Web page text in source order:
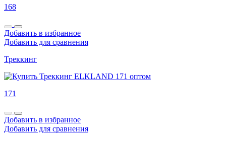
168
Добавить в избранное
Добавить для сравнения
Треккинг
171
Добавить в избранное
Добавить для сравнения